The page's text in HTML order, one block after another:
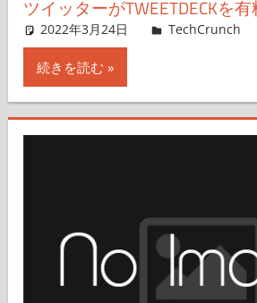
ツイッターがTWEETDECKを
2022年3月24日 Aisha
TechCrunch
続きを読む